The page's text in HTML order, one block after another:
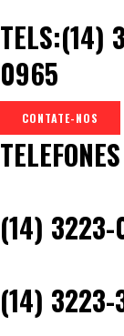
TELS:(14)
0965
CONTATE-NOS
(14) 3223-
(14) 3223-